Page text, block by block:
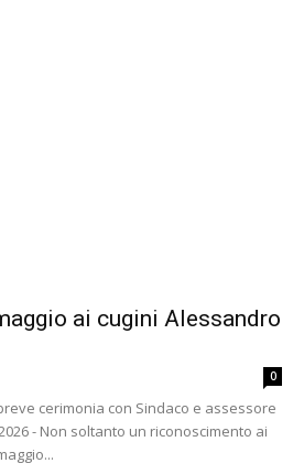
ai cugini Alessandro
0
cerimonia con Sindaco e assessore
- Non soltanto un riconoscimento ai